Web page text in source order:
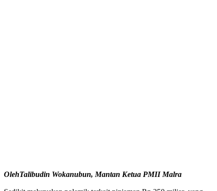
OlehTalibudin Wokanubun, Mantan Ketua PMII Malra